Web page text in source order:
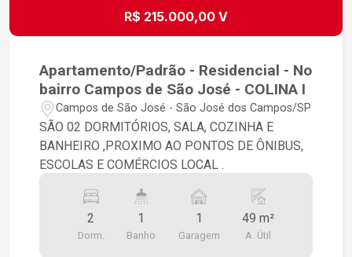
R$ 215.000,00 V
Apartamento/Padrão - Residencial - No
bairro Campos de São José - COLINA I
Campos de São José - São José dos Campos/SP
SÃO 02 DORMITÓRIOS, SALA, COZINHA E
BANHEIRO ,PROXIMO AO PONTOS DE ÔNIBUS,
ESCOLAS E COMÉRCIOS LOCAL .
2
Dorm.
1
Banho
1
Garagem
49 m²
A. Útil